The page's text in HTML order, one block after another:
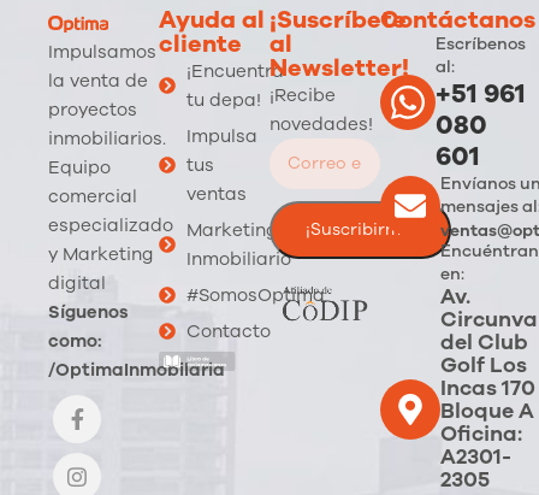
Impulsamos
la venta de
proyectos
inmobiliarios.
Equipo
comercial
especializado
y Marketing
digital
Síguenos
como:
/OptimaInmobilaria
Ayuda al
cliente
¡Encuentra
tu depa!
Impulsa
tus
ventas
Marketing
Inmobiliario
#SomosOptima
Contacto
¡Suscríbete
al
Newsletter!
¡Recibe
novedades!
Contáctanos
Escríbenos
al:
+51 961
080
601
Envíanos
mensajes
en:
Av.
del Club
Golf Los
Incas 170
Bloque A
Oficina:
A2301-
2305